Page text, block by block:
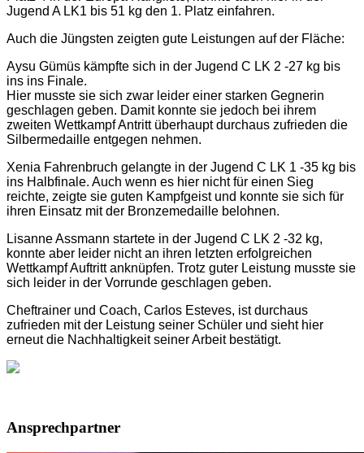
Jugend A LK1 bis 51 kg den 1. Platz einfahren.
Auch die Jüngsten zeigten gute Leistungen auf der Fläche:
Aysu Gümüs kämpfte sich in der Jugend C LK 2 -27 kg bis
ins ins Finale.
Hier musste sie sich zwar leider einer starken Gegnerin
geschlagen geben. Damit konnte sie jedoch bei ihrem
zweiten Wettkampf Antritt überhaupt durchaus zufrieden die
Silbermedaille entgegen nehmen.
Xenia Fahrenbruch gelangte in der Jugend C LK 1 -35 kg bis
ins Halbfinale. Auch wenn es hier nicht für einen Sieg
reichte, zeigte sie guten Kampfgeist und konnte sie sich für
ihren Einsatz mit der Bronzemedaille belohnen.
Lisanne Assmann startete in der Jugend C LK 2 -32 kg,
konnte aber leider nicht an ihren letzten erfolgreichen
Wettkampf Auftritt anknüpfen. Trotz guter Leistung musste sie
sich leider in der Vorrunde geschlagen geben.
Cheftrainer und Coach, Carlos Esteves, ist durchaus
zufrieden mit der Leistung seiner Schüler und sieht hier
erneut die Nachhaltigkeit seiner Arbeit bestätigt.
Ansprechpartner